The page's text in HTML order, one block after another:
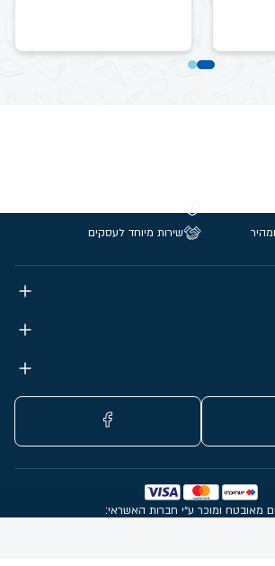
שירות מיוחד לעסקים
מאובטח ומוכר ע״י חברות האשראי: